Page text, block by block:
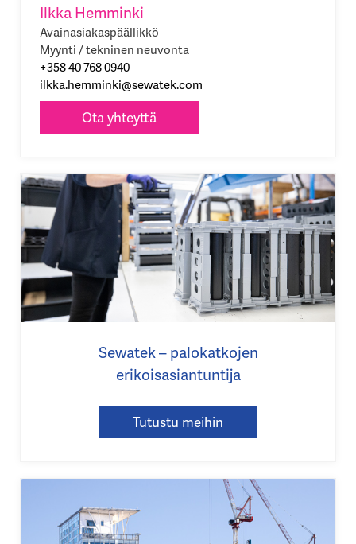
Ilkka Hemminki
Avainasiakaspäällikkö
Myynti / tekninen neuvonta
+358 40 768 0940
ilkka.hemminki@sewatek.com
Ota yhteyttä
Sewatek – palokatkojen
erikoisasiantuntija
Tutustu meihin